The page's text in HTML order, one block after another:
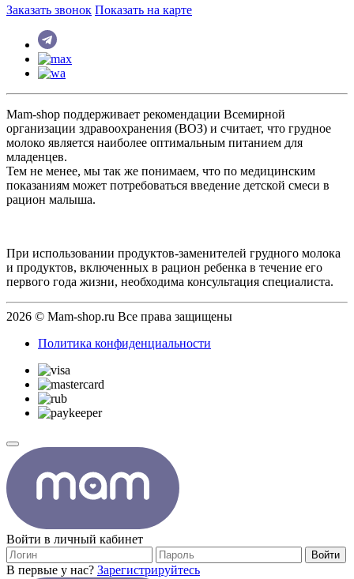
Заказать звонок Показать на карте
Mam-shop поддерживает рекомендации Всемирной
организации здравоохранения (ВОЗ) и считает, что грудное
молоко является наиболее оптимальным питанием для
младенцев.
Тем не менее, мы так же понимаем, что по медицинским
показаниям может потребоваться введение детской смеси в
рацион малыша.
При использовании продуктов-заменителей грудного молока
и продуктов, включенных в рацион ребенка в течение его
первого года жизни, необходима консультация специалиста.
2026 © Mam-shop.ru Все права защищены
Политика конфиденциальности
Войти в личный кабинет
Войти
В первые у нас? Зарегистрируйтесь